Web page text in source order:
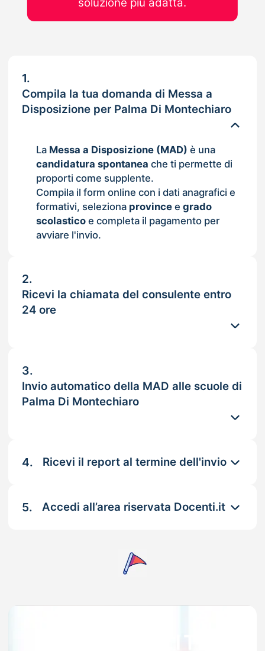
1.
Compila la tua domanda di Messa a
Disposizione per Palma Di Montechiaro
La Messa a Disposizione (MAD) è una
candidatura spontanea che ti permette di
proporti come supplente.
Compila il form online con i dati anagrafici e
formativi, seleziona provincee grado
scolasticoe completa il pagamento per
avviare l'invio.
2.
Ricevi la chiamata del consulente entro
24 ore
3.
Invio automatico della MAD alle scuole di
Palma Di Montechiaro
4. Ricevi il report al termine dell'invio
5. Accedi all’area riservata Docenti.it
soluzione più adatta.